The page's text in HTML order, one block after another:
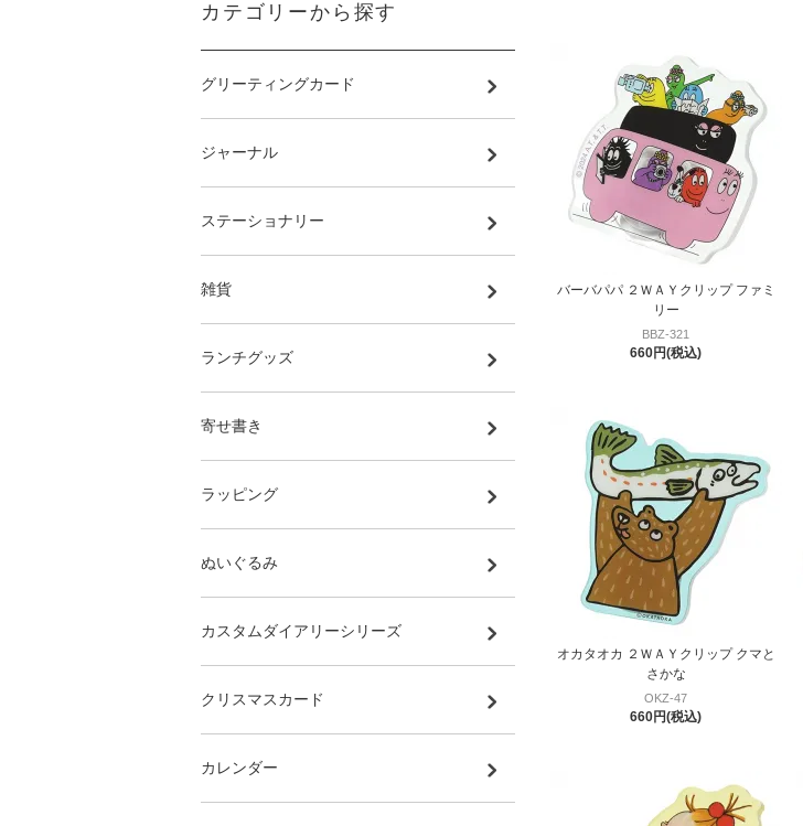
バーバパパ ２ＷＡＹクリップ ファミ
リー
BBZ-321
660円(税込)
オカタオカ ２ＷＡＹクリップ クマと
さかな
OKZ-47
660円(税込)
カテゴリーから探す
グリーティングカード
ジャーナル
ステーショナリー
雑貨
ランチグッズ
寄せ書き
ラッピング
ぬいぐるみ
カスタムダイアリーシリーズ
クリスマスカード
カレンダー